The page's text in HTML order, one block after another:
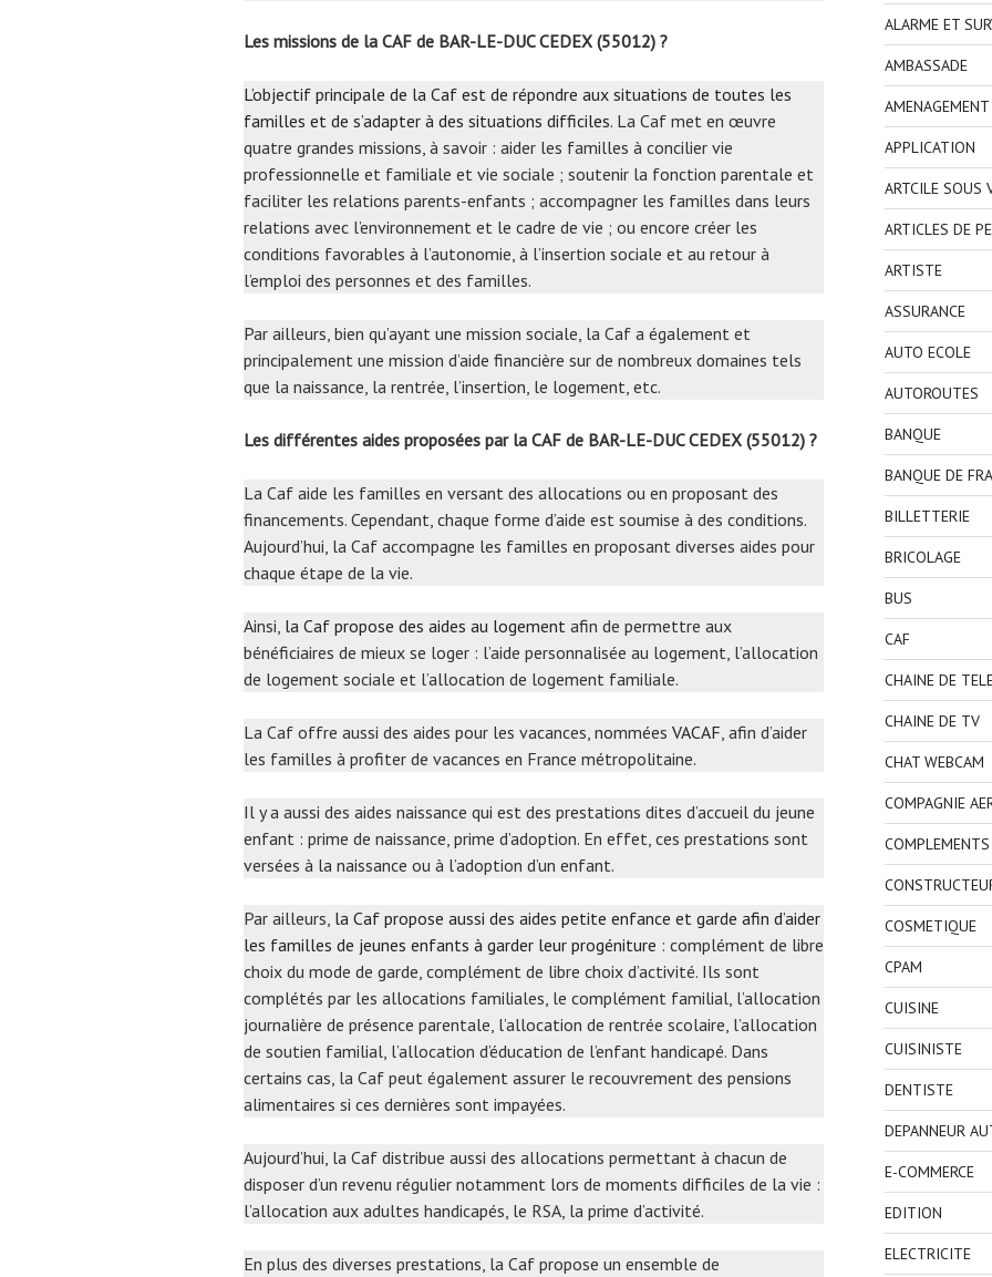
Les missions de la CAF de BAR-LE-DUC CEDEX (55012) ?
L’objectif principale de la Caf est de répondre aux situations de toutes les
familles et de s’adapter à des situations difficiles. La Caf met en œuvre
quatre grandes missions, à savoir : aider les familles à concilier vie
professionnelle et familiale et vie sociale ; soutenir la fonction parentale et
faciliter les relations parents-enfants ; accompagner les familles dans leurs
relations avec l’environnement et le cadre de vie ; ou encore créer les
conditions favorables à l’autonomie, à l’insertion sociale et au retour à
l’emploi des personnes et des familles.
Par ailleurs, bien qu’ayant une mission sociale, la Caf a également et
principalement une mission d’aide financière sur de nombreux domaines tels
que la naissance, la rentrée, l’insertion, le logement, etc.
Les différentes aides proposées par la CAF de BAR-LE-DUC CEDEX (55012) ?
La Caf aide les familles en versant des allocations ou en proposant des
financements. Cependant, chaque forme d’aide est soumise à des conditions.
Aujourd’hui, la Caf accompagne les familles en proposant diverses aides pour
chaque étape de la vie.
Ainsi, la Caf propose des aides au logement afin de permettre aux
bénéficiaires de mieux se loger : l’aide personnalisée au logement, l’allocation
de logement sociale et l’allocation de logement familiale.
La Caf offre aussi des aides pour les vacances, nommées VACAF , afin d’aider
les familles à profiter de vacances en France métropolitaine.
Il y a aussi des aides naissance qui est des prestations dites d’accueil du jeune
enfant : prime de naissance, prime d’adoption. En effet, ces prestations sont
versées à la naissance ou à l’adoption d’un enfant.
Par ailleurs, la Caf propose aussi des aides petite enfance et garde afin d’aider
les familles de jeunes enfants à garder leur progéniture : complément de libre
choix du mode de garde, complément de libre choix d’activité. Ils sont
complétés par les allocations familiales, le complément familial, l’allocation
journalière de présence parentale, l’allocation de rentrée scolaire, l’allocation
de soutien familial, l’allocation d’éducation de l’enfant handicapé. Dans
certains cas, la Caf peut également assurer le recouvrement des pensions
alimentaires si ces dernières sont impayées.
Aujourd’hui, la Caf distribue aussi des allocations permettant à chacun de
disposer d’un revenu régulier notamment lors de moments difficiles de la vie :
l’allocation aux adultes handicapés, le RSA, la prime d’activité.
En plus des diverses prestations, la Caf propose un ensemble de
ALARME ET
AMBASSADE
APPLICATION
ARTCILE SOUS
ARTICLES DE
ARTISTE
ASSURANCE
AUTO ECOLE
AUTOROUTES
BANQUE
BANQUE DE
BILLETTERIE
BRICOLAGE
BUS
CAF
CHAINE DE
CHAINE DE TV
CHAT WEBCAM
COMPAGNIE
COSMETIQUE
CPAM
CUISINE
CUISINISTE
DENTISTE
DEPANNEUR
E-COMMERCE
EDITION
ELECTRICITE